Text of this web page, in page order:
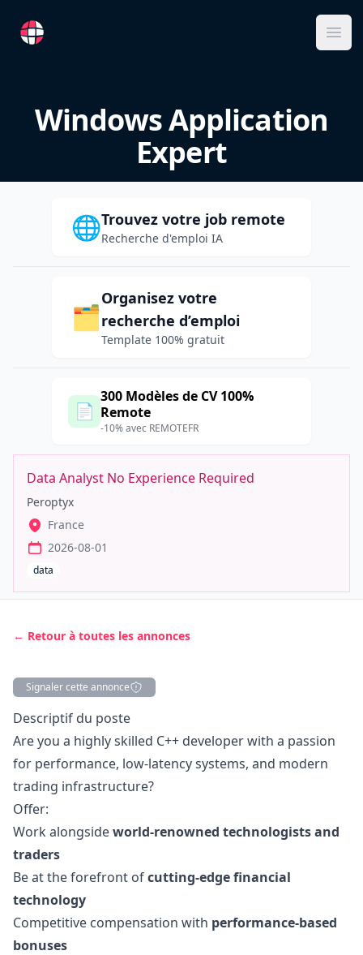
RemoteFR
Windows Application
Expert
🌐Trouvez votre job remote
Recherche d'emploi IA
🗂️
Organisez votre
recherche d’emploi
Template 100% gratuit
📄
300 Modèles de CV 100%
Remote
-10% avec REMOTEFR
Data Analyst No Experience Required
Peroptyx
France
2026-08-01
data
← Retour à toutes les annonces
Signaler cette annonce
Description
Descriptif du poste
Are you a highly skilled C++ developer with a passion
for performance, low-latency systems, and modern
trading infrastructure?
Offer:
Work alongsideworld-renowned technologists and
traders
Be at the forefront ofcutting-edge financial
technology
Competitive compensation with performance-based
bonuses